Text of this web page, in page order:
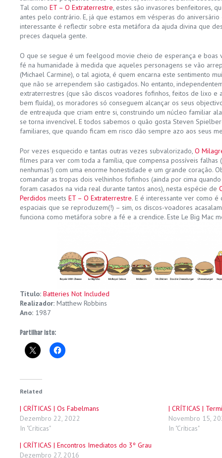
Tal como ET – O Extraterrestre , estes são invasores benfeitores,
antes pelo contrário. E, já que estamos em vésperas do
interessante é reflectir sobre esta metáfora da ajuda divina que
preces daquela gente.
O que se segue é um feelgood movie cheio de esperança e boas
fé na humanidade à medida que aqueles personagens se vão
(Michael Carmine), o tal agiota, é quem encarna este sentimento
que não se arrependem são castigados. No entanto,
extraterrestres (que são discos voadores fofinhos, feitos de lixo e
bem fluída), os moradores só conseguem alcançar os seus
de entreajuda que criam entre si, construindo um núcleo familiar
se torna invencível. E todos sabemos o quão gosta Steven
familiares, que quando ficam em risco dão sempre azo aos seus
Por vezes esquecido e tantas outras vezes subvalorizado, O
filmes para ver com toda a família, que compensa possíveis falhas
nenhumas!) com uma enorme honestidade e um grande coração.
comandar as tropas dois velhinhos fofinhos (ainda por cima
foram casados na vida real durante tantos anos), nesta espécie de
Perdidos meets ET – O Extraterrestre. E é interessante ver como
espaciais que se reproduzem(!) – sim, os discos-voadores
funciona como metáfora sobre a fé e a crendice. Este Le Big Mac
Título: Batteries Not Included
Realizador: Matthew Robbins
Ano: 1987
Partilhar isto:
Related
| CRÍTICAS | Os Fabelmans
Dezembro 22, 2022
In "Críticas"
| CRÍTICAS |
Novembro 15,
In "Críticas"
| CRÍTICAS | Encontros Imediatos do 3º Grau
Dezembro 27, 2016